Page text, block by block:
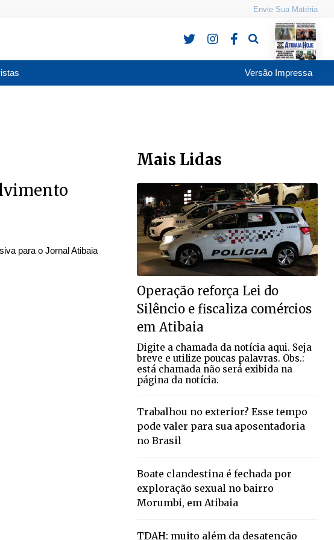
Envie Sua Matéria
Pesquisa
Versão Impressa
para o Jornal Atibaia
Mais Lidas
Operação reforça Lei do
Silêncio e fiscaliza comércios
em Atibaia
Digite a chamada da notícia aqui. Seja
breve e utilize poucas palavras. Obs.:
está chamada não será exibida na
página da notícia.
Trabalhou no exterior? Esse tempo
pode valer para sua aposentadoria
no Brasil
Boate clandestina é fechada por
exploração sexual no bairro
Morumbi, em Atibaia
TDAH: muito além da desatenção